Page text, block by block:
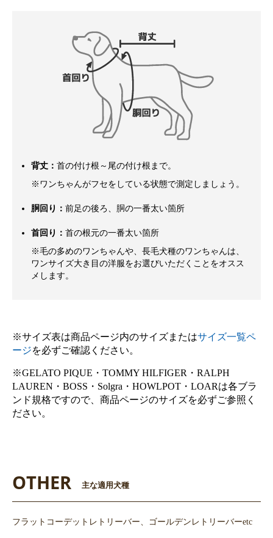
背丈： 首の付け根～尾の付け根まで。
※ワンちゃんがフセをしている状態で測定しましょう。
胴回り： 前足の後ろ、胴の一番太い箇所
首回り： 首の根元の一番太い箇所
※毛の多めのワンちゃんや、長毛犬種のワンちゃんは、
ワンサイズ大き目の洋服をお選びいただくことをオスス
メします。
※サイズ表は商品ページ内のサイズまたはサイズ一覧ペ
ージを必ずご確認ください。
※GELATO PIQUE・TOMMY HILFIGER・RALPH
LAUREN・BOSS・Solgra・HOWLPOT・LOARは各ブラ
ンド規格ですので、商品ページのサイズを必ずご参照く
ださい。
OTHER 主な適用犬種
フラットコーデットレトリーバー、ゴールデンレトリーバーetc